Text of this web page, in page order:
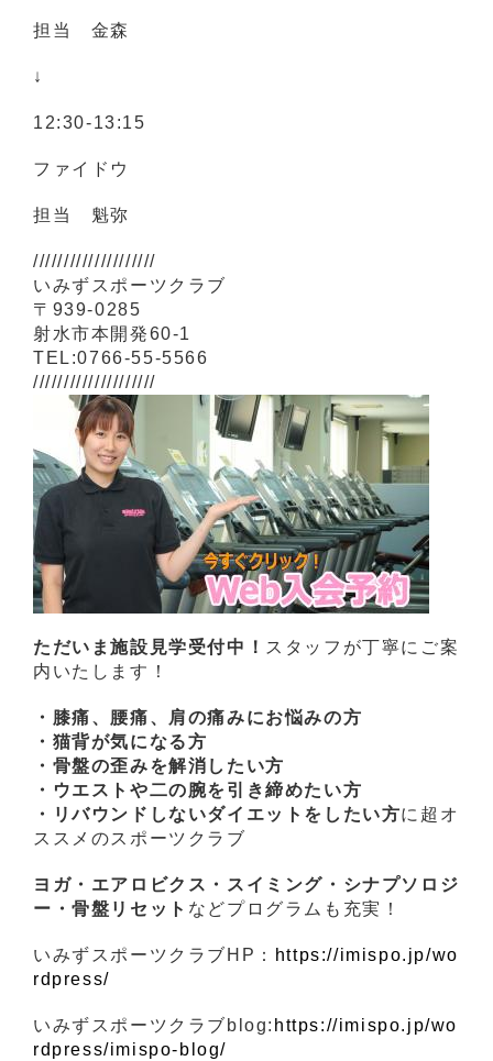
担当 金森
↓
12:30‐13:15
ファイドウ
担当 魁弥
////////////////////
いみずスポーツクラブ
〒939-0285
射水市本開発60-1
TEL:0766-55-5566
////////////////////
ただいま施設見学受付中！ スタッフが丁寧にご案
内いたします！
・膝痛、腰痛、肩の痛みにお悩みの方
・猫背が気になる方
・骨盤の歪みを解消したい方
・ウエストや二の腕を引き締めたい方
・リバウンドしないダイエットをしたい方に超オ
ススメのスポーツクラブ
ヨガ・エアロビクス・スイミング・シナプソロジ
ー・骨盤リセット などプログラムも充実！
いみずスポーツクラブHP：
https://imispo.jp/wo
rdpress/
いみずスポーツクラブblog: https://imispo.jp/wo
rdpress/imispo-blog/